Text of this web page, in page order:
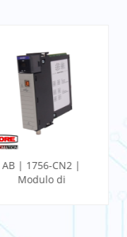
AB | 1756-CN2 |
Modulo di